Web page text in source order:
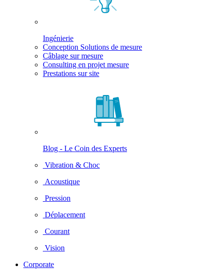
Ingénierie
Conception Solutions de mesure
Câblage sur mesure
Consulting en projet mesure
Prestations sur site
Blog - Le Coin des Experts
Vibration & Choc
Acoustique
Pression
Déplacement
Courant
Vision
Corporate